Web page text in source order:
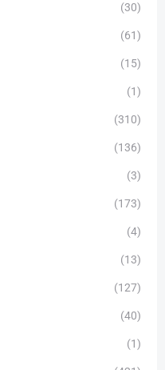
(30)
(61)
(15)
(1)
(310)
(136)
(3)
(173)
(4)
(13)
(127)
(40)
(1)